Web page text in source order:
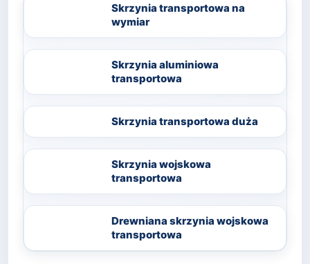
Skrzynia transportowa na
wymiar
Skrzynia aluminiowa
transportowa
Skrzynia transportowa duża
Skrzynia wojskowa
transportowa
Drewniana skrzynia wojskowa
transportowa